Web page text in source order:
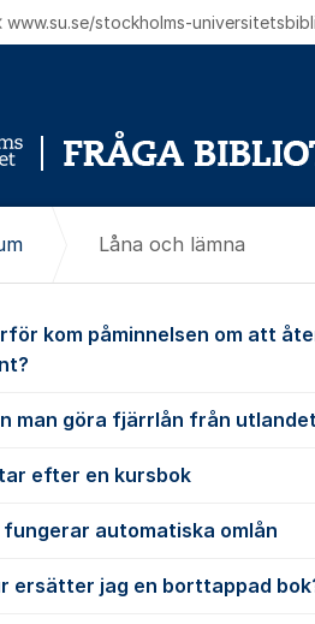
www.su.se/stockholms-
Låna och lämna
och
kom påminnelsen om att
man göra fjärrlån från
efter en kursbok
fungerar automatiska omlån
ersätter jag en borttappad